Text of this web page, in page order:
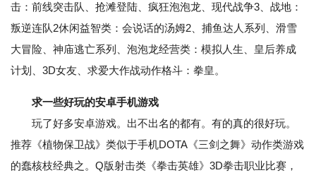
击：前线突击队、抢滩登陆、疯狂泡泡龙、现代战争3、战地：
叛逆连队2休闲益智类：会说话的汤姆2、捕鱼达人系列、滑雪
大冒险、神庙逃亡系列、泡泡龙经营类：模拟人生、皇后养成
计划、3D女友、求爱大作战动作格斗：拳皇。
求一些好玩的安卓手机游戏
玩了好多安卓游戏。出不出名的都有。有的真的很好玩。
推荐《植物保卫战》类似于手机DOTA《三剑之舞》动作类游戏
的蠢核枝经典之。Q版射击类《拳击英雄》3D拳击职业比赛，